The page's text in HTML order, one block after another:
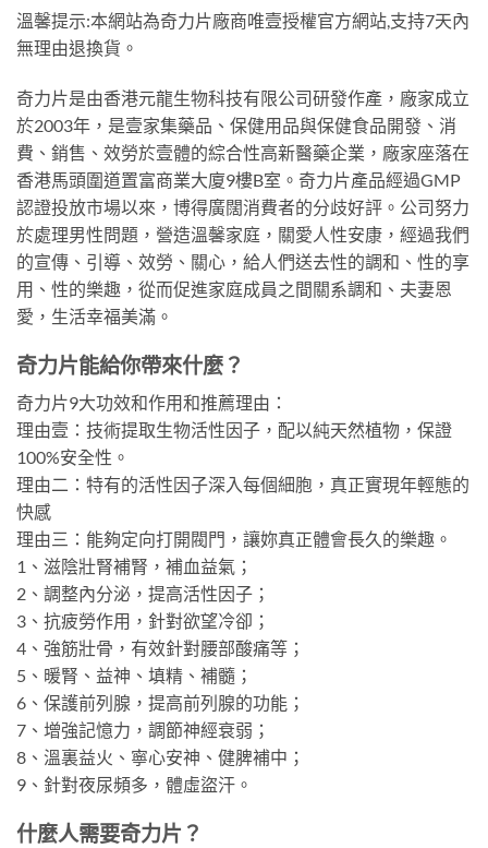
溫馨提示:本網站為奇力片廠商唯壹授權官方網站,支持7天內
無理由退換貨。
奇力片是由香港元龍生物科技有限公司研發作產，廠家成立
於2003年，是壹家集藥品、保健用品與保健食品開發、消
費、銷售、效勞於壹體的綜合性高新醫藥企業，廠家座落在
香港馬頭圍道置富商業大廈9樓B室。奇力片產品經過GMP
認證投放市場以來，博得廣闊消費者的分歧好評。公司努力
於處理男性問題，營造溫馨家庭，關愛人性安康，經過我們
的宣傳、引導、效勞、關心，給人們送去性的調和、性的享
用、性的樂趣，從而促進家庭成員之間關系調和、夫妻恩
愛，生活幸福美滿。
奇力片能給你帶來什麼？
奇力片9大功效和作用和推薦理由：
理由壹：技術提取生物活性因子，配以純天然植物，保證
100%安全性。
理由二：特有的活性因子深入每個細胞，真正實現年輕態的
快感
理由三：能夠定向打開閥門，讓妳真正體會長久的樂趣。
1、滋陰壯腎補腎，補血益氣；
2、調整內分泌，提高活性因子；
3、抗疲勞作用，針對欲望冷卻；
4、強筋壯骨，有效針對腰部酸痛等；
5、暖腎、益神、填精、補髓；
6、保護前列腺，提高前列腺的功能；
7、增強記憶力，調節神經衰弱；
8、溫裏益火、寧心安神、健脾補中；
9、針對夜尿頻多，體虛盜汗。
什麼人需要奇力片？